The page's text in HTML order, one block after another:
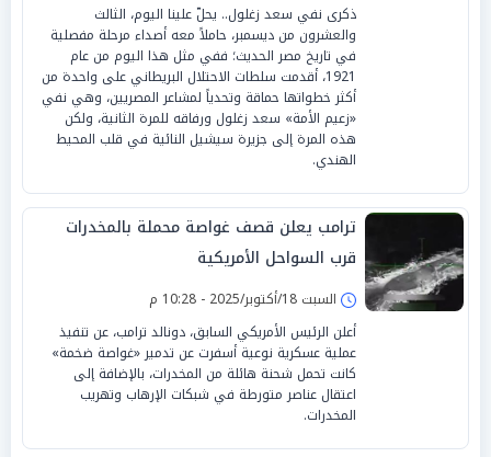
ذكرى نفي سعد زغلول.. يحلّ علينا اليوم، الثالث
والعشرون من ديسمبر، حاملاً معه أصداء مرحلة مفصلية
في تاريخ مصر الحديث؛ ففي مثل هذا اليوم من عام
1921، أقدمت سلطات الاحتلال البريطاني على واحدة من
أكثر خطواتها حماقة وتحدياً لمشاعر المصريين، وهي نفي
«زعيم الأمة» سعد زغلول ورفاقه للمرة الثانية، ولكن
هذه المرة إلى جزيرة سيشيل النائية في قلب المحيط
الهندي.
ترامب يعلن قصف غواصة محملة بالمخدرات
قرب السواحل الأمريكية
السبت 18/أكتوبر/2025 - 10:28 م
أعلن الرئيس الأمريكي السابق، دونالد ترامب، عن تنفيذ
عملية عسكرية نوعية أسفرت عن تدمير «غواصة ضخمة»
كانت تحمل شحنة هائلة من المخدرات، بالإضافة إلى
اعتقال عناصر متورطة في شبكات الإرهاب وتهريب
المخدرات.